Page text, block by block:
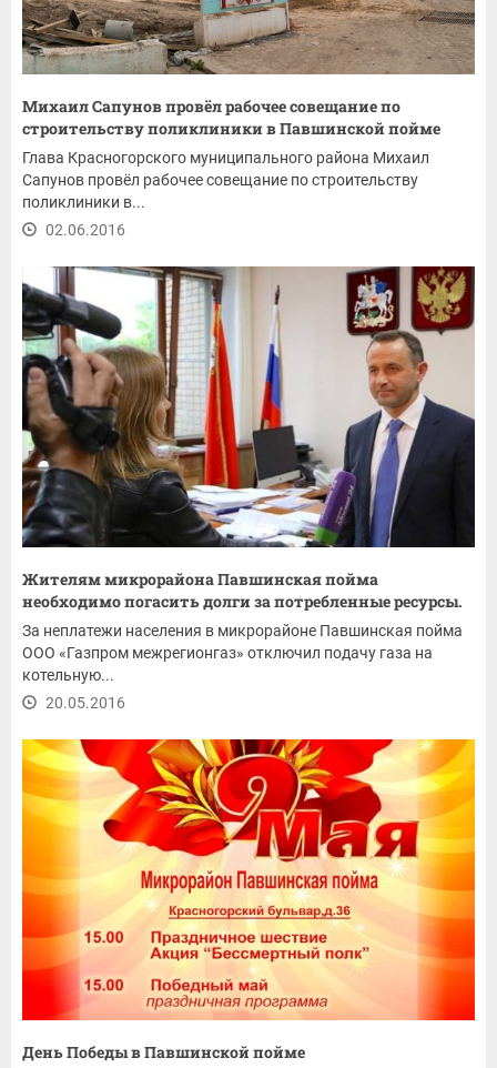
Михаил Сапунов провёл рабочее совещание по
строительству поликлиники в Павшинской пойме
Глава Красногорского муниципального района Михаил
Сапунов провёл рабочее совещание по строительству
поликлиники в...
02.06.2016
Жителям микрорайона Павшинская пойма
необходимо погасить долги за потребленные ресурсы.
За неплатежи населения в микрорайоне Павшинская пойма
ООО «Газпром межрегионгаз» отключил подачу газа на
котельную...
20.05.2016
День Победы в Павшинской пойме